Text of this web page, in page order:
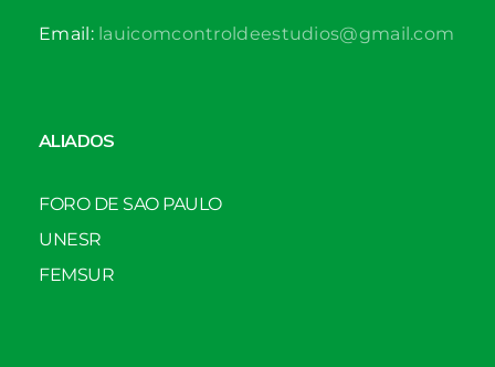
Email:lauicomcontroldeestudios@gmail.com
ALIADOS
FORO DE SAO PAULO
UNESR
FEMSUR